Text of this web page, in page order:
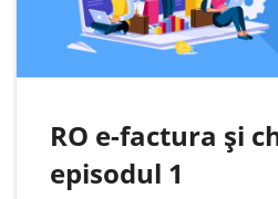
RO e-factura și
episodul 1